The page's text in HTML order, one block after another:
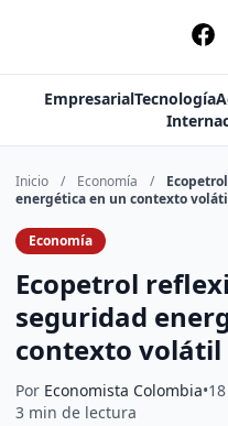
EmpresarialTecnología
Inicio / Economía /
energética en un contexto
Economía
Ecopetrol
seguridad
contexto volátil
Por Economista Colombia•
3 min de lectura